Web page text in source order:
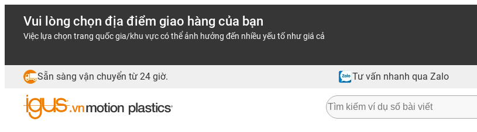
Vui lòng chọn địa điểm giao hàng của bạn
Việc lựa chọn trang quốc gia/khu vực có thể ảnh hưởng đến nhiều yếu tố như giá cả
Sẵn sàng vận chuyển từ 24 giờ. Tư vấn nhanh qua Zalo